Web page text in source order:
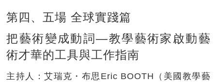
第四、五場 全球實踐篇
把藝術變成動詞—教學藝術家啟動藝
術才華的工具與工作指南
主持人：艾瑞克・布思Eric BOOTH（美國教學藝